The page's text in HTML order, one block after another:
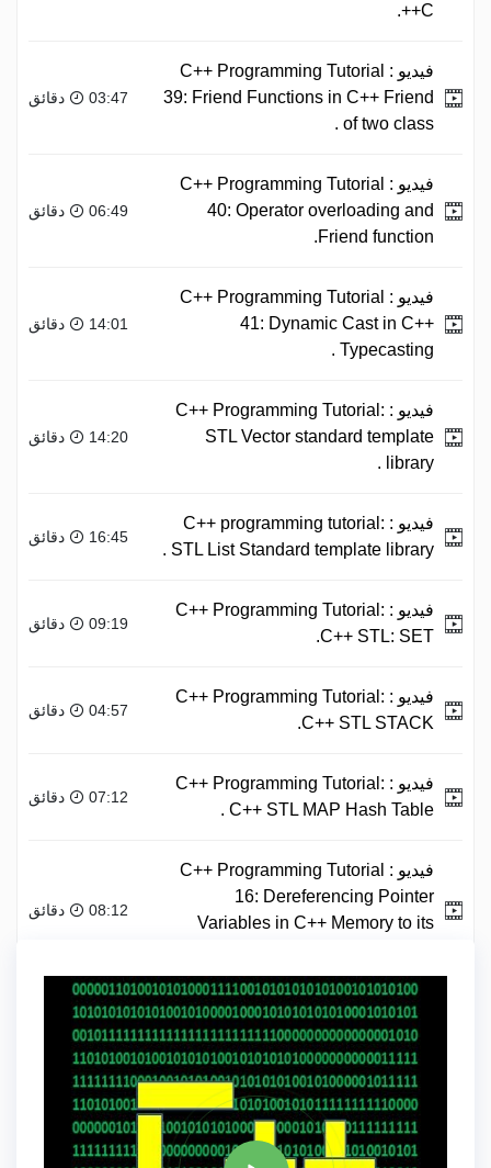
C++.
فيديو : C++ Programming Tutorial
39: Friend Functions in C++ Friend
of two class .
03:47 دقائق
فيديو : C++ Programming Tutorial
40: Operator overloading and
Friend function.
06:49 دقائق
فيديو : C++ Programming Tutorial
41: Dynamic Cast in C++
Typecasting .
14:01 دقائق
فيديو : C++ Programming Tutorial:
STL Vector standard template
library .
14:20 دقائق
فيديو : C++ programming tutorial:
STL List Standard template library .
16:45 دقائق
فيديو : C++ Programming Tutorial:
C++ STL: SET.
09:19 دقائق
فيديو : C++ Programming Tutorial:
C++ STL STACK.
04:57 دقائق
فيديو : C++ Programming Tutorial:
C++ STL MAP Hash Table .
07:12 دقائق
فيديو : C++ Programming Tutorial
16: Dereferencing Pointer
Variables in C++ Memory to its
08:12 دقائق
C PLUS PLUS مشاركة